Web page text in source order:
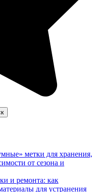
метки для хранения,
от сезона и
и ремонта: как
для устранения